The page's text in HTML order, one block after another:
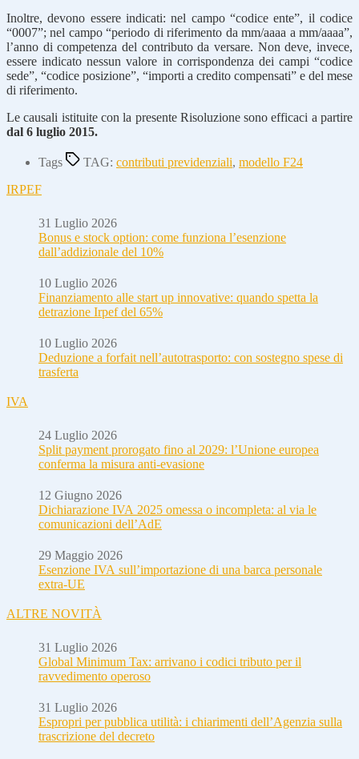
Inoltre, devono essere indicati: nel campo “codice ente”, il codice
“0007”; nel campo “periodo di riferimento da mm/aaaa a mm/aaaa”,
l’anno di competenza del contributo da versare. Non deve, invece,
essere indicato nessun valore in corrispondenza dei campi “codice
sede”, “codice posizione”, “importi a credito compensati” e del mese
di riferimento.
Le causali istituite con la presente Risoluzione sono efficaci a partire
dal 6 luglio 2015.
Tags TAG: contributi previdenziali, modello F24
IRPEF
31 Luglio 2026
Bonus e stock option: come funziona l’esenzione
dall’addizionale del 10%
10 Luglio 2026
Finanziamento alle start up innovative: quando spetta la
detrazione Irpef del 65%
10 Luglio 2026
Deduzione a forfait nell’autotrasporto: con sostegno spese di
trasferta
IVA
24 Luglio 2026
Split payment prorogato fino al 2029: l’Unione europea
conferma la misura anti-evasione
12 Giugno 2026
Dichiarazione IVA 2025 omessa o incompleta: al via le
comunicazioni dell’AdE
29 Maggio 2026
Esenzione IVA sull’importazione di una barca personale
extra-UE
ALTRE NOVITÀ
31 Luglio 2026
Global Minimum Tax: arrivano i codici tributo per il
ravvedimento operoso
31 Luglio 2026
Espropri per pubblica utilità: i chiarimenti dell’Agenzia sulla
trascrizione del decreto